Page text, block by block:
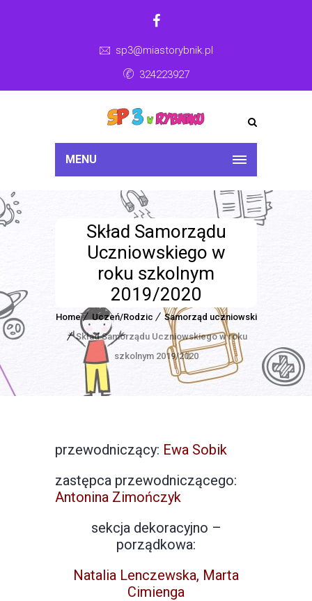
sp3@miastorybnik.pl
324223927
MENU
Skład Samorządu
Uczniowskiego w
roku szkolnym
2019/2020
Home Uczeń/Rodzic
Samorząd uczniowski
Skład Samorządu Uczniowskiego w roku
szkolnym 2019/2020
przewodniczący: Ewa Sobik
zastępca przewodniczącego:
Antonina Zimończyk
sekcja dekoracyjno –
porządkowa:
Natalia Lenczewska, Marta
Cimienga